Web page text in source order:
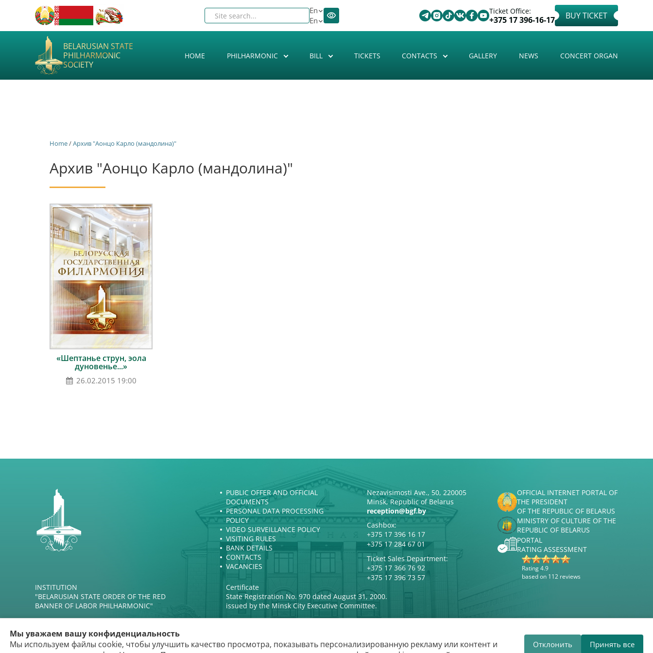
Ticket Office:
+375 17 396-16-17 BUY TICKET
En
En
BELARUSIAN STATE
PHILHARMONIC
SOCIETY
HOME PHILHARMONIC BILL TICKETS CONTACTS GALLERY NEWS CONCERT ORGAN
Home/Архив "Аонцо Карло (мандолина)"
Архив "Аонцо Карло (мандолина)"
«Шептанье струн, эола
дуновенье...»
26.02.2015 19:00
INSTITUTION
"BELARUSIAN STATE ORDER OF THE RED
BANNER OF LABOR PHILHARMONIC"
PUBLIC OFFER AND OFFICIAL
DOCUMENTS
PERSONAL DATA PROCESSING
POLICY
VIDEO SURVEILLANCE POLICY
VISITING RULES
BANK DETAILS
CONTACTS
VACANCIES
Nezavisimosti Ave., 50, 220005
Minsk, Republic of Belarus
reception@bgf.by
Cashbox:
+375 17 396 16 17
+375 17 284 67 01
Ticket Sales Department:
+375 17 366 76 92
+375 17 396 73 57
Certificate
State Registration No. 970 dated August 31, 2000.
issued by the Minsk City Executive Committee.
OFFICIAL INTERNET PORTAL OF
THE PRESIDENT
OF THE REPUBLIC OF BELARUS
MINISTRY OF CULTURE OF THE
REPUBLIC OF BELARUS
PORTAL
RATING ASSESSMENT
Rating 4.9
based on 112 reviews
Мы уважаем вашу конфиденциальность
Мы используем файлы cookie, чтобы улучшить качество просмотра, показывать персонализированную рекламу или контент и
Отклонить Принять все